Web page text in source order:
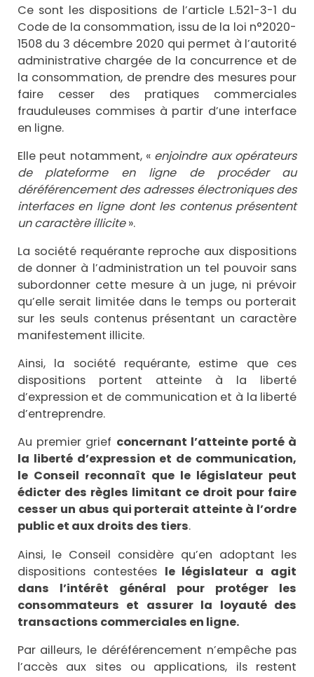
Ce sont les dispositions de l’article L.521-3-1 du
Code de la consommation, issu de la loi n°2020-
1508 du 3 décembre 2020 qui permet à l’autorité
administrative chargée de la concurrence et de
la consommation, de prendre des mesures pour
faire cesser des pratiques commerciales
frauduleuses commises à partir d’une interface
en ligne.
Elle peut notamment, « enjoindre aux opérateurs
de plateforme en ligne de procéder au
déréférencement des adresses électroniques des
interfaces en ligne dont les contenus présentent
un caractère illicite».
La société requérante reproche aux dispositions
de donner à l’administration un tel pouvoir sans
subordonner cette mesure à un juge, ni prévoir
qu’elle serait limitée dans le temps ou porterait
sur les seuls contenus présentant un caractère
manifestement illicite.
Ainsi, la société requérante, estime que ces
dispositions portent atteinte à la liberté
d’expression et de communication et à la liberté
d’entreprendre.
Au premier grief concernant l’atteinte porté à
la liberté d’expression et de communication,
le Conseil reconnaît que le législateur peut
édicter des règles limitant ce droit pour faire
cesser un abus qui porterait atteinte à l’ordre
public et aux droits des tiers.
Ainsi, le Conseil considère qu’en adoptant les
dispositions contestées le législateur a agit
dans l’intérêt général pour protéger les
consommateurs et assurer la loyauté des
transactions commerciales en ligne.
Par ailleurs, le déréférencement n’empêche pas
l’accès aux sites ou applications, ils restent